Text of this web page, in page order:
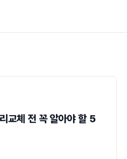
교체 전 꼭 알아야 할 5